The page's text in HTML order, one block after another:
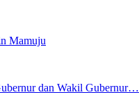
Mamuju
dan Wakil Gubernur…